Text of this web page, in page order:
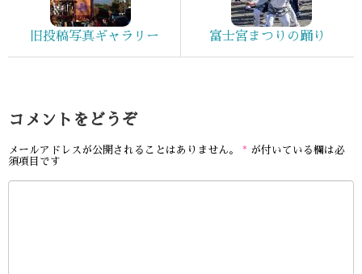
旧投稿写真ギャラリー 富士宮まつりの踊り
コメントをどうぞ
メールアドレスが公開されることはありません。 * が付いている欄は必
須項目です